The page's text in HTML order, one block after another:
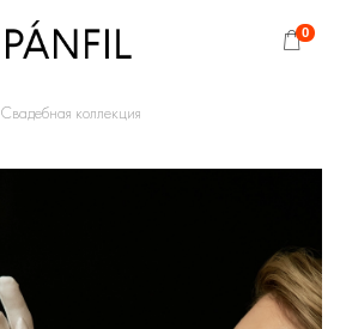
0
Свадебная коллекция